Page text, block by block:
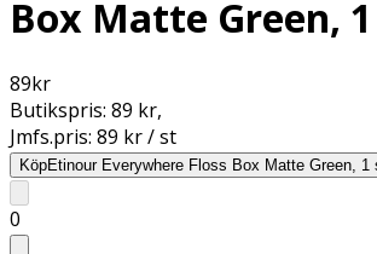
Box Matte Green,
89kr
Butikspris: 89 kr,
Jmfs.pris: 89 kr / st
KöpEtinour Everywhere Floss Box Matte Green, 1
0